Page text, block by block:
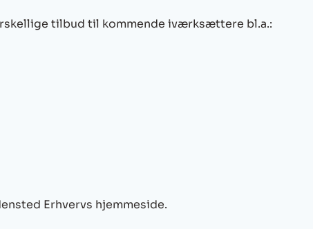
tilbud til kommende iværksættere bl.a.:
Erhvervs hjemmeside.